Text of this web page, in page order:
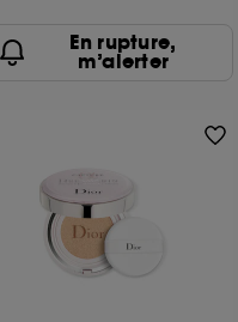
En rupture,
m’alerter